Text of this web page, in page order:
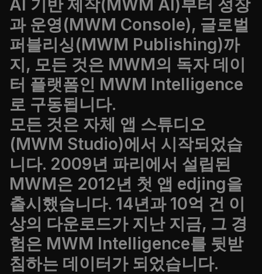
AI 기반 제작(MWM AI)부터 성장
과 운영(MWM Console), 글로벌
퍼블리싱(MWM Publishing)까
지, 모든 것은 MWM의 독자 데이
터 플랫폼인 MWM Intelligence
로 구동됩니다.
모든 것은 자체 앱 스튜디오
(MWM Studio)에서 시작되었습
니다. 2009년 파리에서 설립된
MWM은 2012년 첫 앱 edjing을
출시했습니다. 14년과 10억 건 이
상의 다운로드가 지난 지금, 그 경
험은 MWM Intelligence를 뒷받
침하는 데이터가 되었습니다.